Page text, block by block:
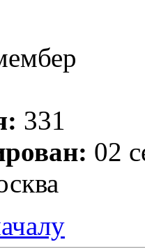
331
02